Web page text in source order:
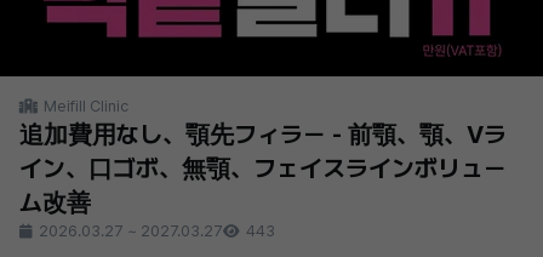
Meifill Clinic
追加費用なし、顎先フィラー - 前顎、顎、Vラ
イン、口ゴボ、無顎、フェイスラインボリュー
ム改善
2026.03.27 ~ 2027.03.27 443